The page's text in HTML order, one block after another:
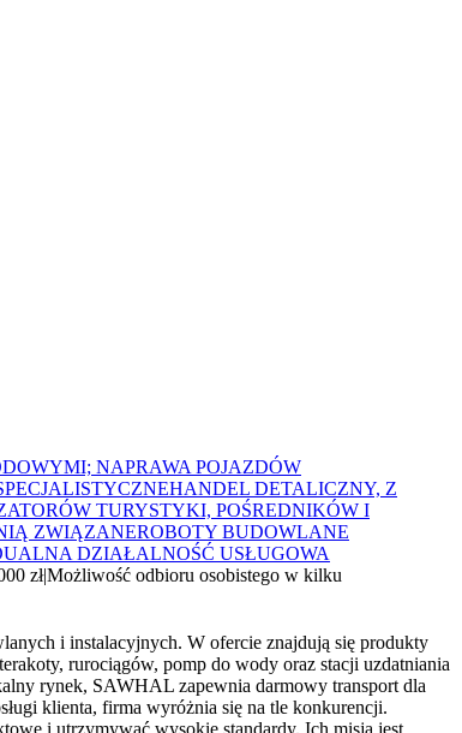
NAPRAWA POJAZDÓW
HANDEL DETALICZNY, Z
TURYSTYKI, POŚREDNIKÓW I
ZWIĄZANEROBOTY BUDOWLANE
DZIAŁALNOŚĆ USŁUGOWA
zł|Możliwość odbioru osobistego w kilku
i instalacyjnych. W ofercie znajdują się produkty
rurociągów, pomp do wody oraz stacji uzdatniania
rynek, SAWHAL zapewnia darmowy transport dla
klienta, firma wyróżnia się na tle konkurencji.